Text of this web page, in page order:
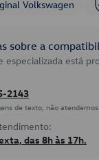
Volkswagen
sobre a
especializada está
2143
de texto, não
das 8h às 17h.